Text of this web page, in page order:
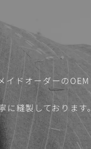
イドオーダーのOEM
縫製しております。